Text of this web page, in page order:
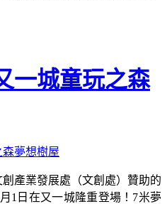
一城童玩之森
產業發展處（文創處）贊助的
1日在又一城隆重登場！7米夢